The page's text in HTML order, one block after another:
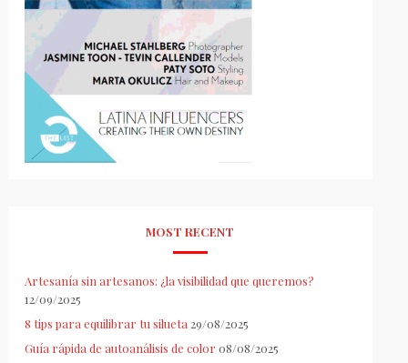
MOST RECENT
Artesanía sin artesanos: ¿la visibilidad que queremos?
12/09/2025
8 tips para equilibrar tu silueta 29/08/2025
Guía rápida de autoanálisis de color 08/08/2025